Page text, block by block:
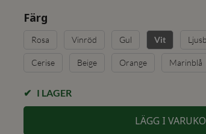
Färg
Rosa Vinröd Gul Vit
Cerise Beige Orange Marinblå
I LAGER
LÄGG I